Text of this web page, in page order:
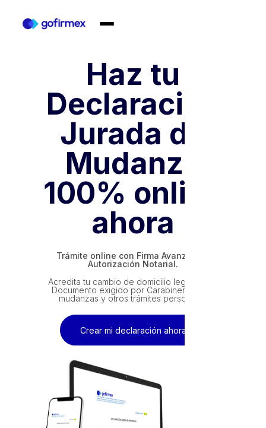
Haz tu
Declaración
Jurada de
Mudanza
100% online
ahora
Trámite online con Firma Avanzada y
Autorización Notarial.
Acredita tu cambio de domicilio legalmente.
Documento exigido por Carabineros para
mudanzas y otros trámites personales
Crear mi declaración ahora